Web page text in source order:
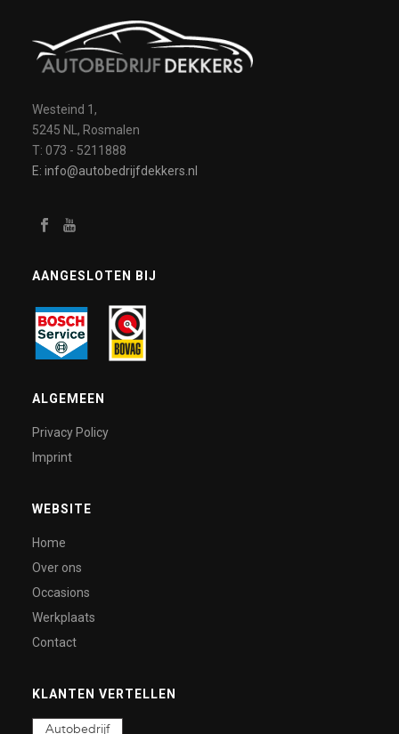
Westeind 1,
5245 NL, Rosmalen
T: 073 - 5211888
E: info@autobedrijfdekkers.nl
AANGESLOTEN BIJ
ALGEMEEN
Privacy Policy
Imprint
WEBSITE
Home
Over ons
Occasions
Werkplaats
Contact
KLANTEN VERTELLEN
Autobedrijf